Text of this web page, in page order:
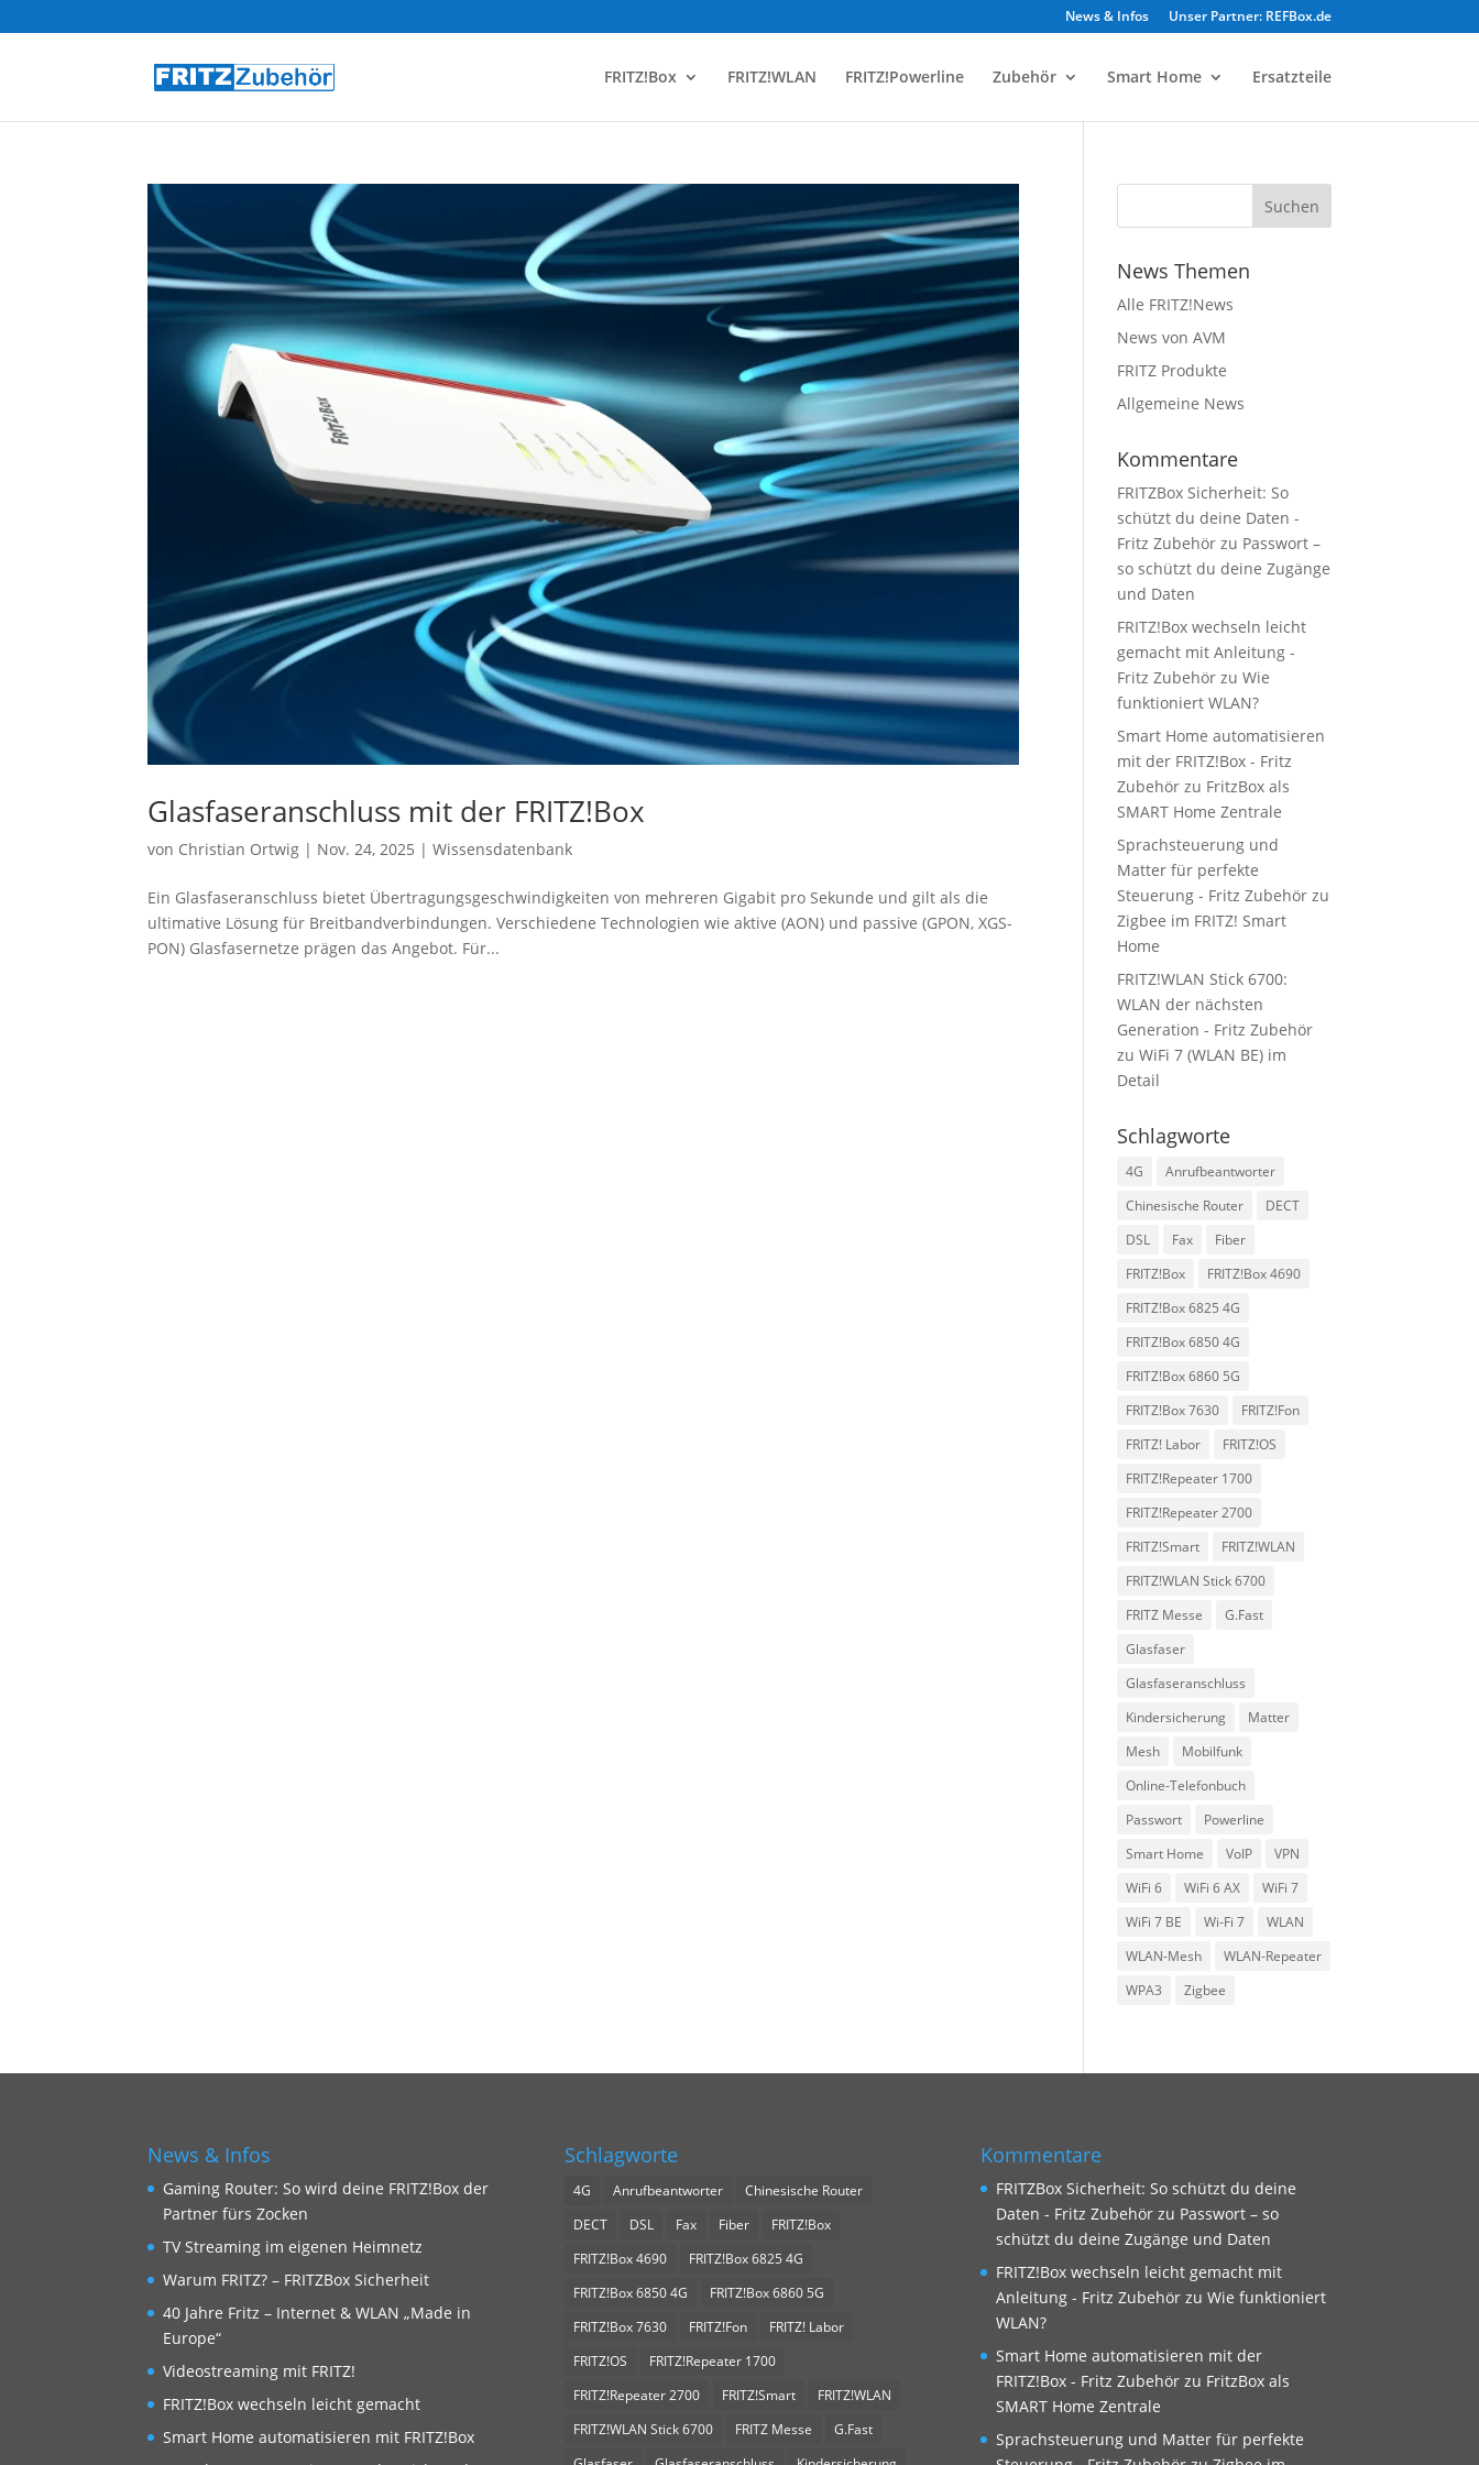
News & Infos Unser Partner: REFBox.de
FRITZ!Box FRITZ!WLAN FRITZ!Powerline Zubehör Smart Home Ersatzteile
Glasfaseranschluss mit der FRITZ!Box
von Christian Ortwig | Nov. 24, 2025 |Wissensdatenbank
Ein Glasfaseranschluss bietet Übertragungsgeschwindigkeiten von mehreren Gigabit pro Sekunde und gilt als die
ultimative Lösung für Breitbandverbindungen. Verschiedene Technologien wie aktive (AON) und passive (GPON, XGS-
PON) Glasfasernetze prägen das Angebot. Für...
News Themen
Alle FRITZ!News
News von AVM
FRITZ Produkte
Allgemeine News
Kommentare
FRITZBox Sicherheit: So
schützt du deine Daten -
Fritz Zubehör zu Passwort –
so schützt du deine Zugänge
und Daten
FRITZ!Box wechseln leicht
gemacht mit Anleitung -
Fritz Zubehör zuWie
funktioniert WLAN?
Smart Home automatisieren
mit der FRITZ!Box - Fritz
Zubehör zu FritzBox als
SMART Home Zentrale
Sprachsteuerung und
Matter für perfekte
Steuerung - Fritz Zubehör zu
Zigbee im FRITZ! Smart
Home
FRITZ!WLAN Stick 6700:
WLAN der nächsten
Generation - Fritz Zubehör
zuWiFi 7 (WLAN BE) im
Detail
Schlagworte
4G
Anrufbeantworter
Chinesische Router
DECT
DSL
Fax
Fiber
FRITZ!Box
FRITZ!Box 4690
FRITZ!Box 6825 4G
FRITZ!Box 6850 4G
FRITZ!Box 6860 5G
FRITZ!Box 7630
FRITZ!Fon
FRITZ! Labor
FRITZ!OS
FRITZ!Repeater 1700
FRITZ!Repeater 2700
FRITZ!Smart
FRITZ!WLAN
FRITZ!WLAN Stick 6700
FRITZ Messe
G.Fast
Glasfaser
Glasfaseranschluss
Kindersicherung
Matter
Mesh
Mobilfunk
Online-Telefonbuch
Passwort
Powerline
Smart Home
VoIP
VPN
WiFi 6
WiFi 6 AX
WiFi 7
WiFi 7 BE
Wi‑Fi 7
WLAN
WLAN-Mesh
WLAN-Repeater
WPA3
Zigbee
News & Infos
Gaming Router: So wird deine FRITZ!Box der
Partner fürs Zocken
TV Streaming im eigenen Heimnetz
Warum FRITZ? – FRITZBox Sicherheit
40 Jahre Fritz – Internet & WLAN „Made in
Europe“
Videostreaming mit FRITZ!
FRITZ!Box wechseln leicht gemacht
Smart Home automatisieren mit FRITZ!Box
Schlagworte
4G Anrufbeantworter
Chinesische Router
DECT
DSL Fax Fiber
FRITZ!Box
FRITZ!Box 4690
FRITZ!Box 6825 4G
FRITZ!Box 6850 4G
FRITZ!Box 6860 5G
FRITZ!Box 7630
FRITZ!Fon
FRITZ! Labor
FRITZ!OS
FRITZ!Repeater 1700
FRITZ!Repeater 2700
FRITZ!Smart
FRITZ!WLAN
FRITZ!WLAN Stick 6700
FRITZ Messe
G.Fast
Kommentare
FRITZBox Sicherheit: So schützt du deine
Daten - Fritz Zubehörzu Passwort – so
schützt du deine Zugänge und Daten
FRITZ!Box wechseln leicht gemacht mit
Anleitung - Fritz Zubehörzu Wie funktioniert
WLAN?
Smart Home automatisieren mit der
FRITZ!Box - Fritz Zubehörzu FritzBox als
SMART Home Zentrale
Sprachsteuerung und Matter für perfekte